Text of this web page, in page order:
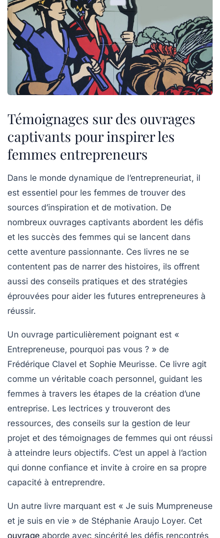
Témoignages sur des ouvrages
captivants pour inspirer les
femmes entrepreneurs
Dans le monde dynamique de l’entrepreneuriat, il
est essentiel pour les femmes de trouver des
sources d’inspiration et de motivation. De
nombreux ouvrages captivants abordent les défis
et les succès des femmes qui se lancent dans
cette aventure passionnante. Ces livres ne se
contentent pas de narrer des histoires, ils offrent
aussi des conseils pratiques et des stratégies
éprouvées pour aider les futures entrepreneures à
réussir.
Un ouvrage particulièrement poignant est «
Entrepreneuse, pourquoi pas vous ? » de
Frédérique Clavel et Sophie Meurisse. Ce livre agit
comme un véritable coach personnel, guidant les
femmes à travers les étapes de la création d’une
entreprise. Les lectrices y trouveront des
ressources, des conseils sur la gestion de leur
projet et des témoignages de femmes qui ont réussi
à atteindre leurs objectifs. C’est un appel à l’action
qui donne confiance et invite à croire en sa propre
capacité à entreprendre.
Un autre livre marquant est « Je suis Mumpreneuse
et je suis en vie » de Stéphanie Araujo Loyer. Cet
ouvrage aborde avec sincérité les défis rencontrés